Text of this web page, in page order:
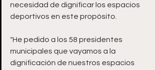
necesidad de dignificar los espacios
deportivos en este propósito.
"He pedido a los 58 presidentes
municipales que vayamos a la
dignificación de nuestros espacios